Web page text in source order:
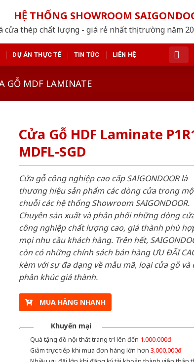
HỆ THỐNG SHOWROOM
cửa thép chất lượng - giá rẻ nhất thị trường năm
DỰ ÁN THỰC TẾ TIN TỨC LIÊN HỆ
GỖ MDF LAMINATE
Cửa Gỗ HDF Laminate
MDFL-SGD
Cửa gỗ công nghiệp cao cấp SAIGONDOOR là
thương hiệu sản phẩm các dòng cửa trong
chuỗi các hệ thống Showroom SAIGONDOOR.
Chuyên sản xuất và phân phối những dòng
công nghiệp chất lượng cao, giá thành phù
mọi nhu cầu khách hàng. Trên hết,
còn có những chính sách bán hàng ƯU ĐÃI
kèm với sự đa dạng về mẫu mã, loại cửa gỗ và
phân khúc giá thành.
MUA HÀNG NHANH
Khuyến mại
Quà tặng đồ nội thất trang trí lên đến 1.000.000đ
Giảm trực tiếp khi mua đơn hàng lớn hơn 3.000.000đ